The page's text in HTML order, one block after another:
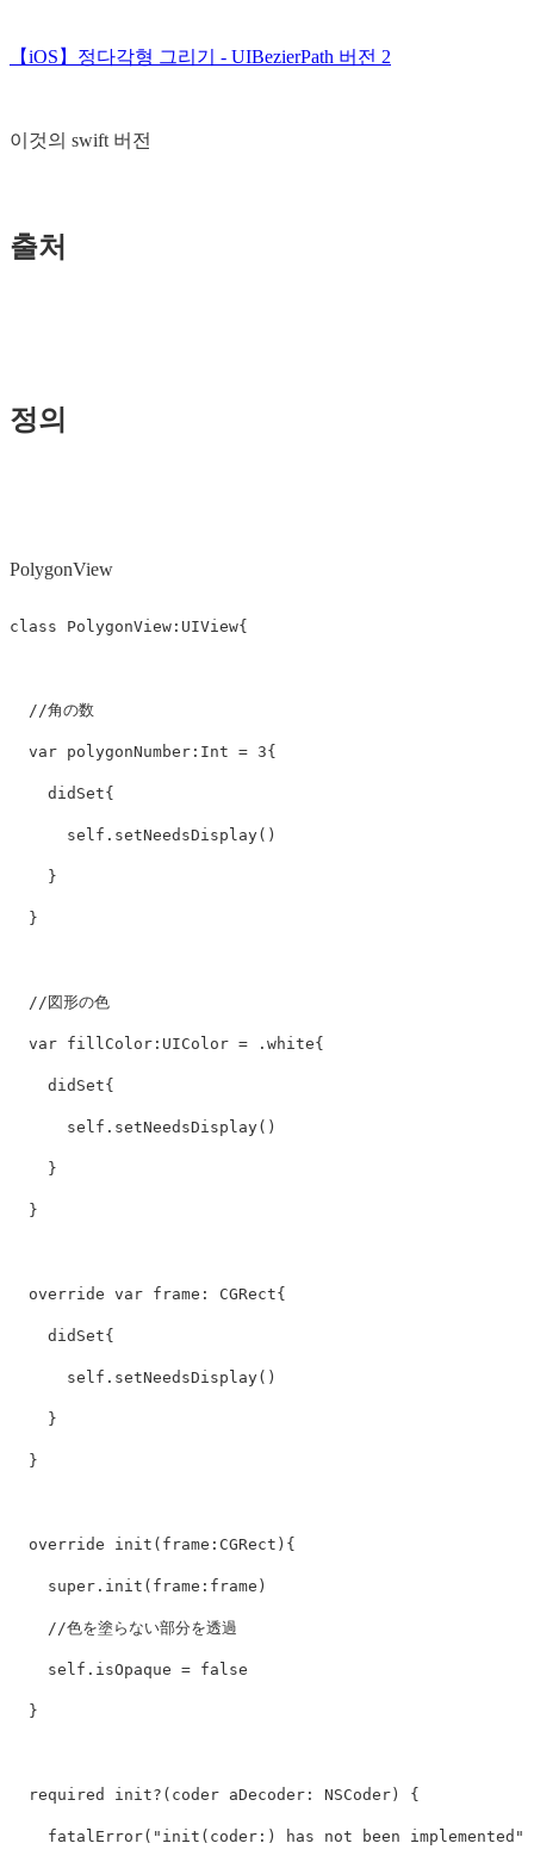
【iOS】정다각형 그리기 - UIBezierPath 버전 2
이것의 swift 버전
출처
정의
PolygonView
class PolygonView : UIView{
//角の数
var polygonNumber : Int = 3{
didSet{
self . setNeedsDisplay()
}
}
//図形の色
var fillColor : UIColor = . white{
didSet{
self . setNeedsDisplay()
}
}
override var frame : CGRect{
didSet{
self . setNeedsDisplay()
}
}
override init ( frame : CGRect ){
super . init ( frame : frame )
//色を塗らない部分を透過
self . isOpaque = false
}
required init?( coder aDecoder : NSCoder) {
fatalError( "init(coder:) has not been implemented"